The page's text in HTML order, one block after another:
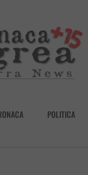
POLITICA